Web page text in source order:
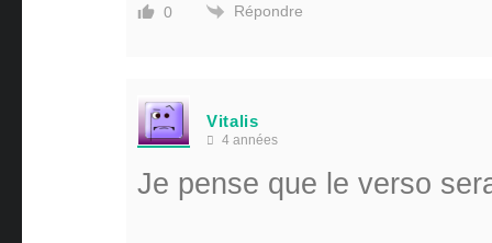
0 Répondre
Vitalis
4 années
Je pense que le verso